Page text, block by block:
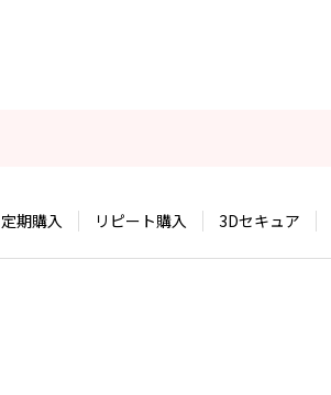
定期購入 リピート購入 3Dセキュア